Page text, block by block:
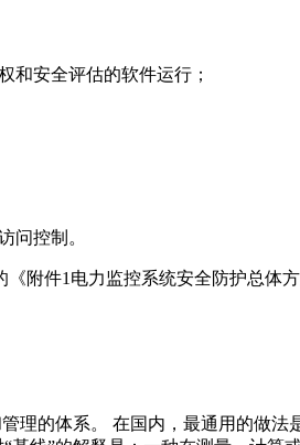
和安全评估的软件运行；
问控制。
附件1电力监控系统安全防护总体
理的体系。 在国内，最通用的做法